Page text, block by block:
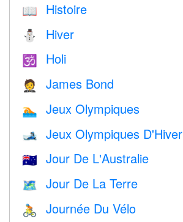
📖 Histoire
⛄ Hiver
🕉 Holi
🤵 James Bond
🏊 Jeux Olympiques
🎿 Jeux Olympiques D'Hiver
🇦🇺 Jour De L'Australie
🗺️ Jour De La Terre
🚴 Journée Du Vélo